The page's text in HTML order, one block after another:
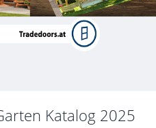
Katalog 2025